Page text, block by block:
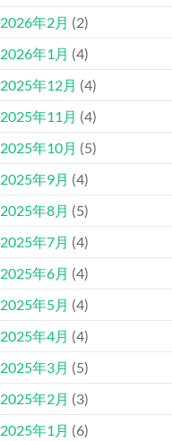
2026年2月 (2)
2026年1月 (4)
2025年12月 (4)
2025年11月 (4)
2025年10月 (5)
2025年9月 (4)
2025年8月 (5)
2025年7月 (4)
2025年6月 (4)
2025年5月 (4)
2025年4月 (4)
2025年3月 (5)
2025年2月 (3)
2025年1月 (6)